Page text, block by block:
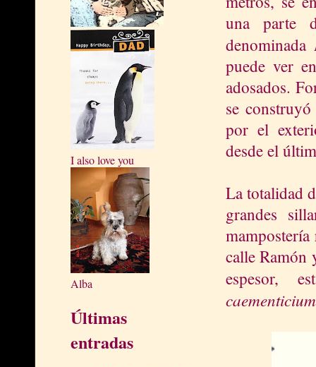
I also love you
Alba
Últimas
entradas
una parte
denominada
puede ver
adosados.
se
por el
desde el
La totalidad
grandes
calle Ramón
espesor,
caementicium